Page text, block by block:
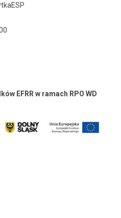
EFRR w ramach RPO WD